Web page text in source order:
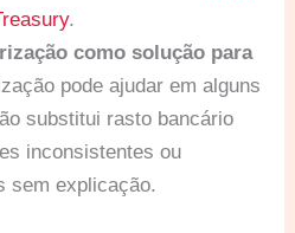
.
como solução para
pode ajudar em alguns
substitui rasto bancário
inconsistentes ou
sem explicação.